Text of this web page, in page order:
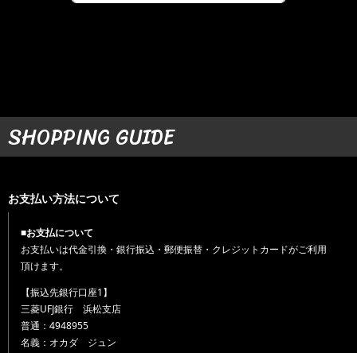
SHOPPING GUIDE
お支払い方法について
■お支払について
お支払いは代金引換・銀行振込・郵便振替・クレジットカードがご利用
頂けます。
【振込先銀行口座1】
三菱UFJ銀行 浜松支店
普通：4948955
名義：オカダ ジュン